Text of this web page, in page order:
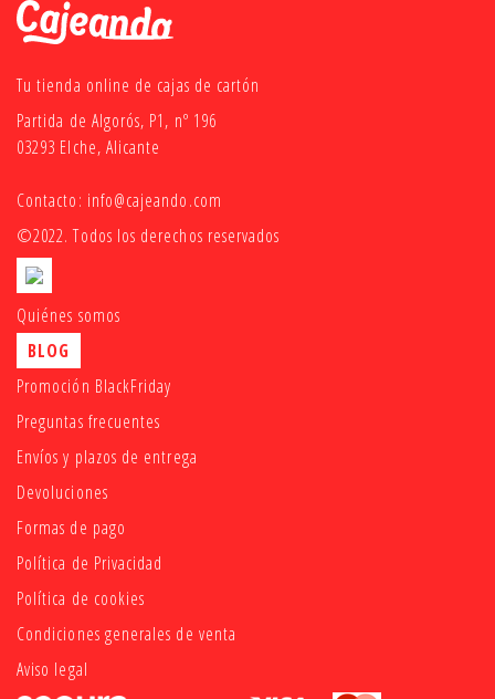
Tu tienda online de cajas de cartón
Partida de Algorós, P1, nº 196
03293 Elche, Alicante
Contacto: info@cajeando.com
©2022. Todos los derechos reservados
Quiénes somos
BLOG
Promoción BlackFriday
Preguntas frecuentes
Envíos y plazos de entrega
Devoluciones
Formas de pago
Política de Privacidad
Política de cookies
Condiciones generales de venta
Aviso legal